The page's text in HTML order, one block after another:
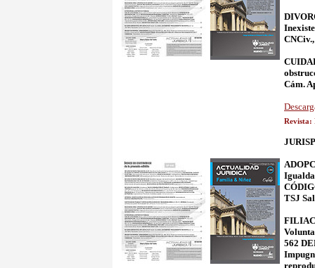
Cám.
Revista:
TSJ
562